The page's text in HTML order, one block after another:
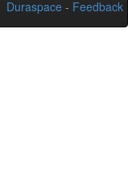
Duraspace - Feedback